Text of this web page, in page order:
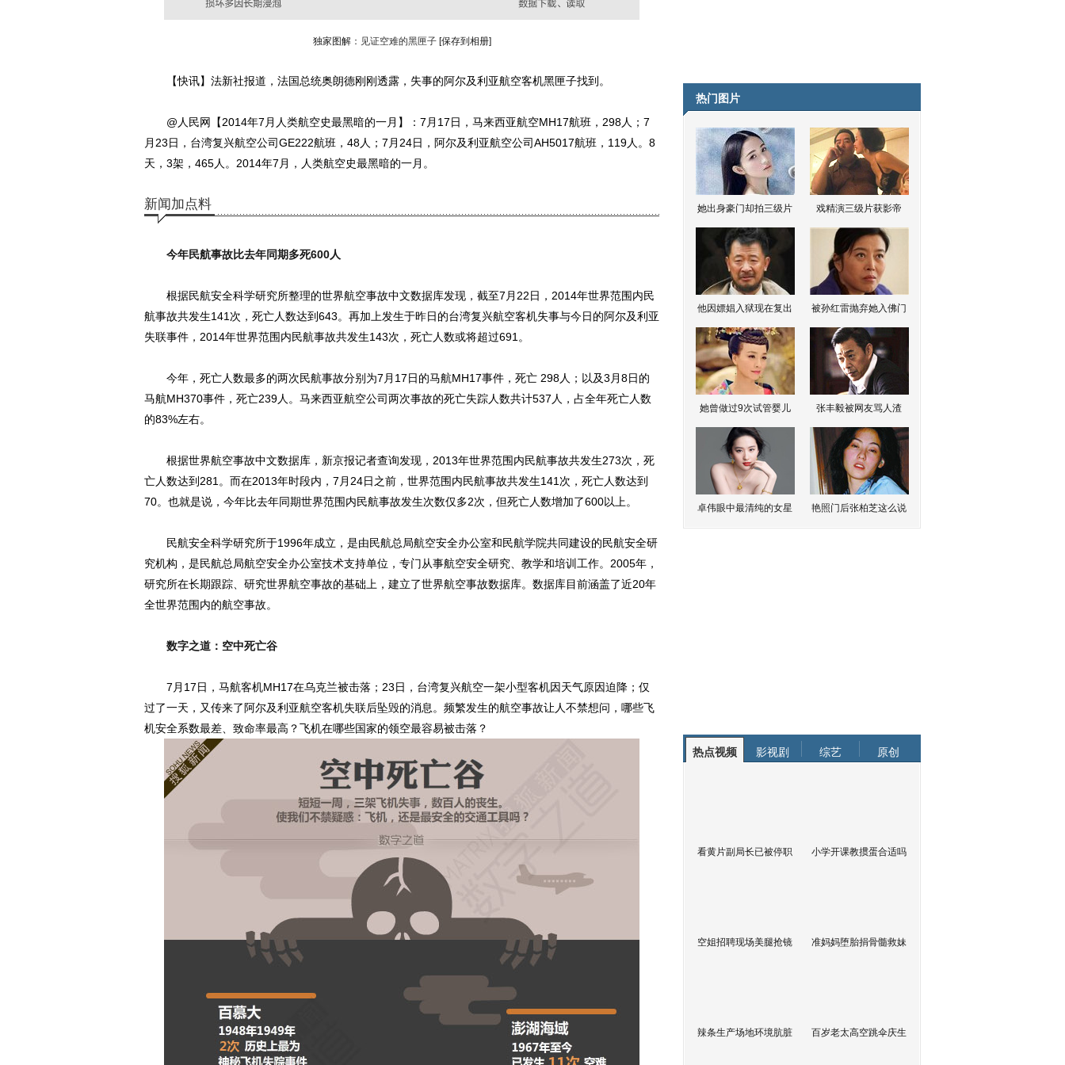
独家图解：见证空难的黑匣子 [保存到相册]
【快讯】法新社报道，法国总统奥朗德刚刚透露，失事的阿尔及利亚航空客机黑匣子找到。
@人民网【2014年7月人类航空史最黑暗的一月】：7月17日，马来西亚航空MH17航班，298人；7
月23日，台湾复兴航空公司GE222航班，48人；7月24日，阿尔及利亚航空公司AH5017航班，119人。8
天，3架，465人。2014年7月，人类航空史最黑暗的一月。
新闻加点料
今年民航事故比去年同期多死600人
根据民航安全科学研究所整理的世界航空事故中文数据库发现，截至7月22日，2014年世界范围内民
航事故共发生141次，死亡人数达到643。再加上发生于昨日的台湾复兴航空客机失事与今日的阿尔及利亚
失联事件，2014年世界范围内民航事故共发生143次，死亡人数或将超过691。
今年，死亡人数最多的两次民航事故分别为7月17日的马航MH17事件，死亡 298人；以及3月8日的
马航MH370事件，死亡239人。马来西亚航空公司两次事故的死亡失踪人数共计537人，占全年死亡人数
的83%左右。
根据世界航空事故中文数据库，新京报记者查询发现，2013年世界范围内民航事故共发生273次，死
亡人数达到281。而在2013年时段内，7月24日之前，世界范围内民航事故共发生141次，死亡人数达到
70。也就是说，今年比去年同期世界范围内民航事故发生次数仅多2次，但死亡人数增加了600以上。
民航安全科学研究所于1996年成立，是由民航总局航空安全办公室和民航学院共同建设的民航安全研
究机构，是民航总局航空安全办公室技术支持单位，专门从事航空安全研究、教学和培训工作。2005年，
研究所在长期跟踪、研究世界航空事故的基础上，建立了世界航空事故数据库。数据库目前涵盖了近20年
全世界范围内的航空事故。
数字之道：空中死亡谷
7月17日，马航客机MH17在乌克兰被击落；23日，台湾复兴航空一架小型客机因天气原因迫降；仅
过了一天，又传来了阿尔及利亚航空客机失联后坠毁的消息。频繁发生的航空事故让人不禁想问，哪些飞
机安全系数最差、致命率最高？飞机在哪些国家的领空最容易被击落？
热门图片
她出身豪门却拍三级片 戏精演三级片获影帝
他因嫖娼入狱现在复出 被孙红雷抛弃她入佛门
她曾做过9次试管婴儿 张丰毅被网友骂人渣
卓伟眼中最清纯的女星 艳照门后张柏芝这么说
热点视频 影视剧 综艺 原创
看黄片副局长已被停职 小学开课教掼蛋合适吗
空姐招聘现场美腿抢镜 准妈妈堕胎捐骨髓救妹
辣条生产场地环境肮脏 百岁老太高空跳伞庆生